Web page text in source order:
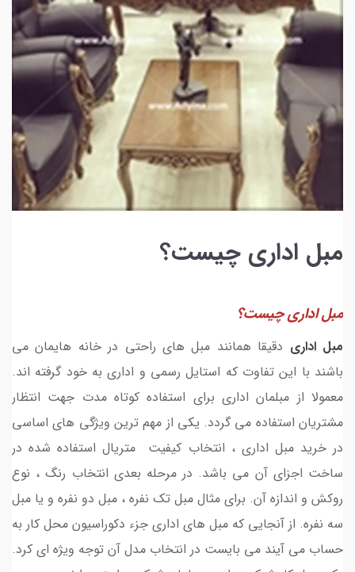
مبل اداری چیست؟
مبل اداری چیست؟
مبل اداری دقیقا همانند مبل های راحتی در خانه هایمان می
باشند با این تفاوت که استایل رسمی و اداری به خود گرفته اند.
معمولا از مبلمان اداری برای استفاده کوتاه مدت جهت انتظار
مشتریان استفاده می گردد. یکی از مهم ترین ویژگی های اساسی
در خرید مبل اداری ، انتخاب کیفیت متریال استفاده شده در
ساخت اجزای آن می باشد. در مرحله بعدی انتخاب رنگ ، نوع
روکش و اندازه آن. برای مثال مبل تک نفره ، مبل دو نفره و یا مبل
سه نفره. از آنجایی که مبل های اداری جزء دکوراسیون محل کار به
حساب می آیند می بایست در انتخاب مدل آن توجه ویژه ای کرد.